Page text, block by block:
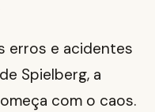
erros e acidentes
Spielberg, a
com o caos.